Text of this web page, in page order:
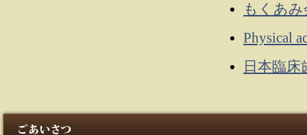
もくあ
Physical
日本臨床